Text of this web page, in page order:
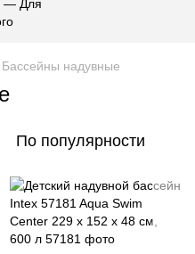
Бассейны надувные
По популярности